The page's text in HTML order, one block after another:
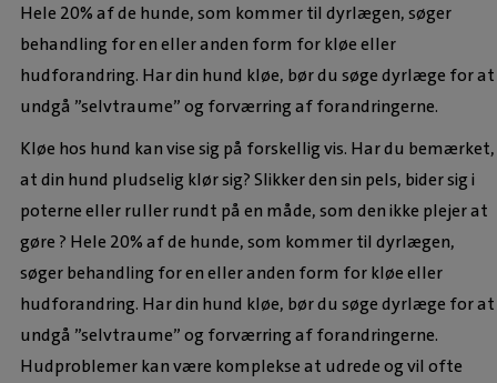
Hele 20% af de hunde, som kommer til dyrlægen, søger
behandling for en eller anden form for kløe eller
hudforandring. Har din hund kløe, bør du søge dyrlæge for at
undgå ”selvtraume” og forværring af forandringerne.
Kløe hos hund kan vise sig på forskellig vis. Har du bemærket,
at din hund pludselig klør sig? Slikker den sin pels, bider sig i
poterne eller ruller rundt på en måde, som den ikke plejer at
gøre ? Hele 20% af de hunde, som kommer til dyrlægen,
søger behandling for en eller anden form for kløe eller
hudforandring. Har din hund kløe, bør du søge dyrlæge for at
undgå ”selvtraume” og forværring af forandringerne.
Hudproblemer kan være komplekse at udrede og vil ofte